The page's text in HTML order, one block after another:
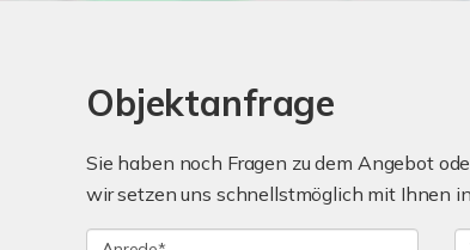
Objektanfrage
Sie haben noch Fragen zu dem Angebot
wir setzen uns schnellstmöglich mit Ihnen